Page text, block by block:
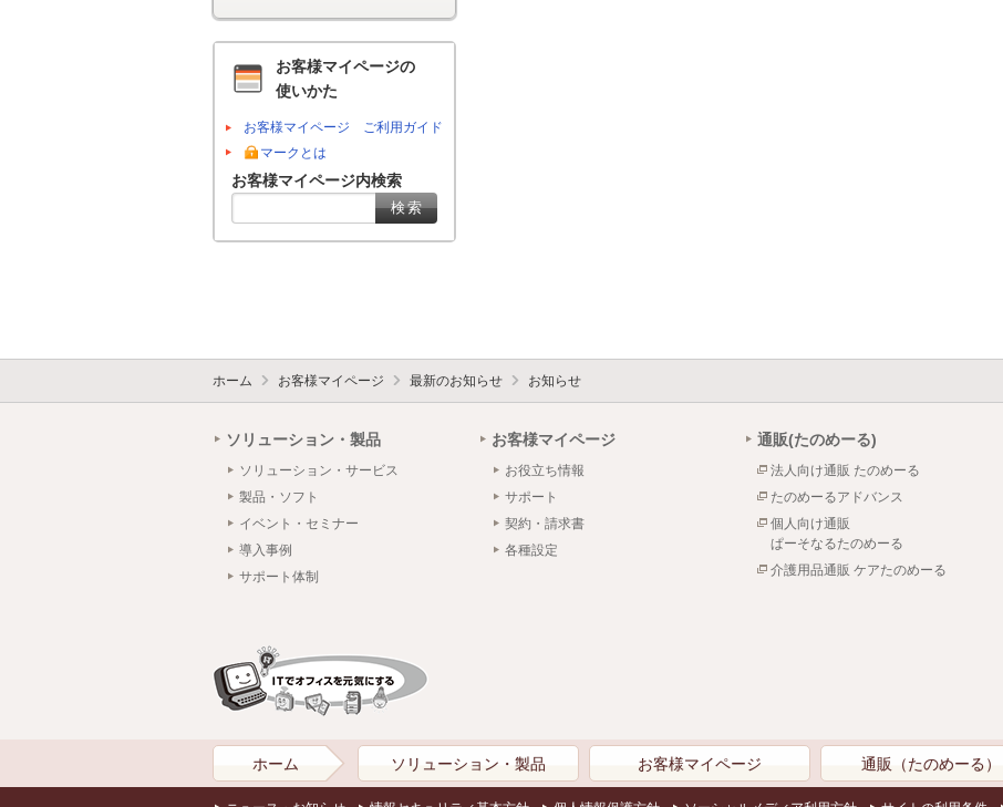
お客様マイページの
使いかた
お客様マイページ ご利用ガイド
マークとは
お客様マイページ内検索
ホーム お客様マイページ 最新のお知らせ お知らせ
ソリューション・製品
ソリューション・サービス
製品・ソフト
イベント・セミナー
導入事例
サポート体制
お客様マイページ
お役立ち情報
サポート
契約・請求書
各種設定
通販(たのめーる)
法人向け通販 たのめーる
たのめーるアドバンス
個人向け通販
ぱーそなるたのめーる
介護用品通販 ケアたのめーる
ホーム ソリューション・製品 お客様マイページ 通販（たのめーる）